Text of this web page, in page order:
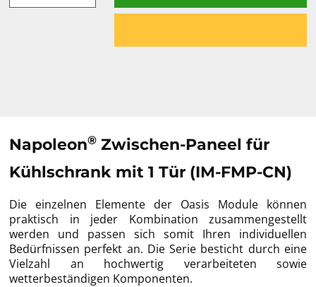
Napoleon® Zwischen-Paneel für
Kühlschrank mit 1 Tür (IM-FMP-CN)
Die einzelnen Elemente der Oasis Module können
praktisch in jeder Kombination zusammengestellt
werden und passen sich somit Ihren individuellen
Bedürfnissen perfekt an. Die Serie besticht durch eine
Vielzahl an hochwertig verarbeiteten sowie
wetterbeständigen Komponenten.